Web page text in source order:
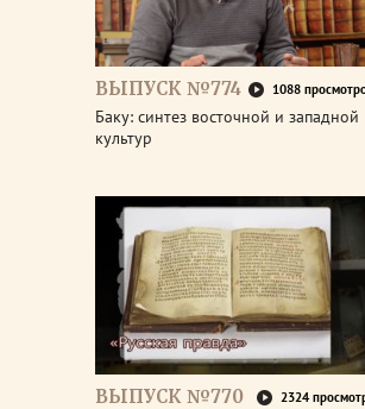
ВЫПУСК №774 1088
Баку: синтез восточной и западной
культур
ВЫПУСК №770 2324